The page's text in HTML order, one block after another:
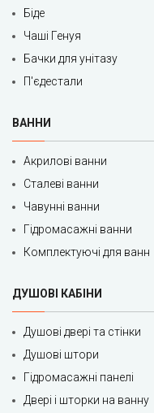
Біде
Чаші Генуя
Бачки для унітазу
П'єдестали
ВАННИ
Акрилові ванни
Сталеві ванни
Чавунні ванни
Гідромасажні ванни
Комплектуючі для ванн
ДУШОВІ КАБІНИ
Душові двері та стінки
Душові штори
Гідромасажні панелі
Двері і шторки на ванну